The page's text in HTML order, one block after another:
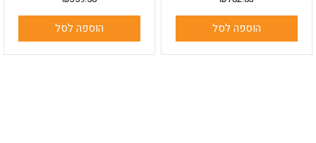
הוספה לסל הוספה לסל